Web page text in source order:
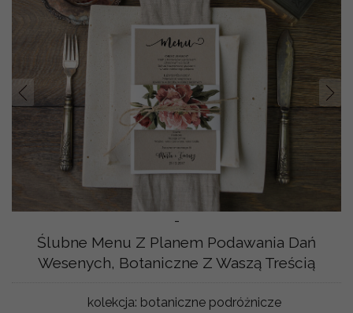
-
Prev
Ślubne Menu Z Planem Podawania Dań
Wesenych, Botaniczne Z Waszą Treścią
kolekcja: botaniczne podróżnicze